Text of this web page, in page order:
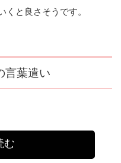
くと良さそうです。
言葉遣い
む